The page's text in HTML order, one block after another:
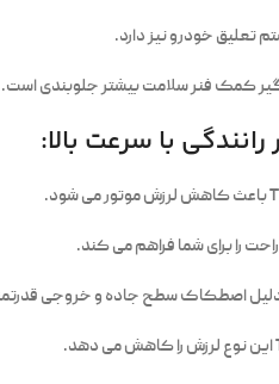
تعلیق خودرو نیز دارد.
کمک فنر سلامت بیشتر جلوبندی است.
با سرعت بالا:
را برای شما فراهم می کند.
دلیل اصطکاک سطح جاده و خروجی